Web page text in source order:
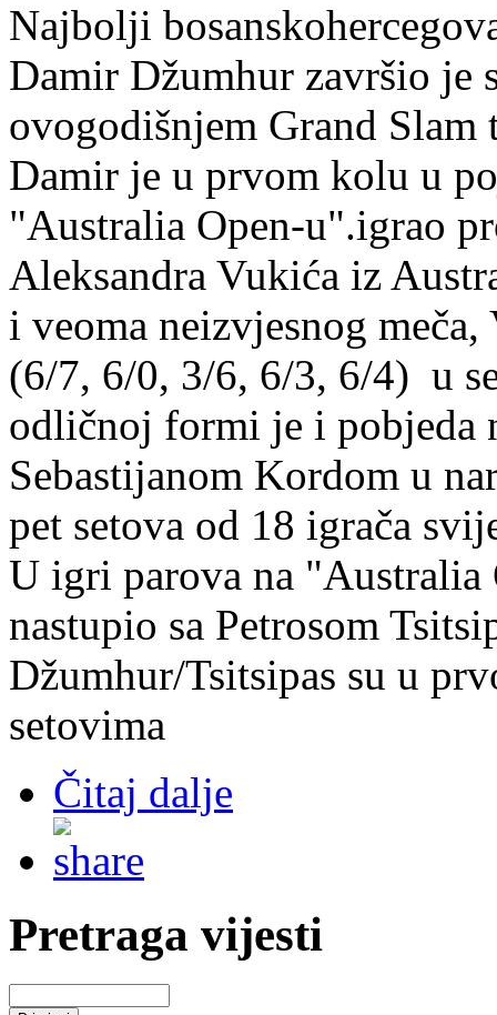
Najbolji
Damir Džumhur završio je
ovogodišnjem Grand
Damir je u prvom kolu u
"Australia Open-u".igrao
Aleksandra Vukića iz
i veoma neizvjesnog
(6/7, 6/0, 3/6, 6/3, 6/4) u
odličnoj formi je i pobjeda
Sebastijanom Kordom u
pet setova od 18 igrača
U igri parova na
nastupio sa Petrosom
Džumhur/Tsitsipas su u
setovima
Čitaj dalje
Pretraga vijesti